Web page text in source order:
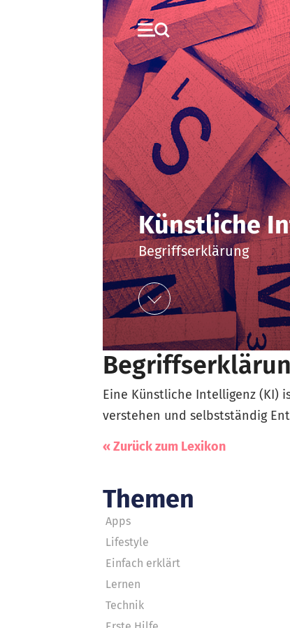
Künstliche
Begriffserklärung
Eine Künstliche Intelligenz (KI)
verstehen und selbstständig
« Zurück zum Lexikon
Themen
Apps
Lifestyle
Einfach erklärt
Lernen
Technik